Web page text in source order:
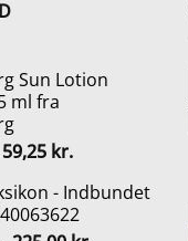
Sun Lotion
ml fra
Den
pris
var:
59,25 kr.Den
pris
er:
- Indbundet